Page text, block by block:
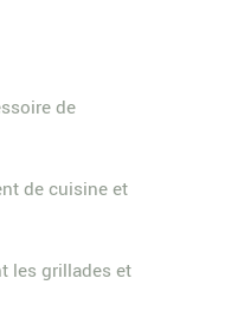
de
de cuisine et
les grillades et